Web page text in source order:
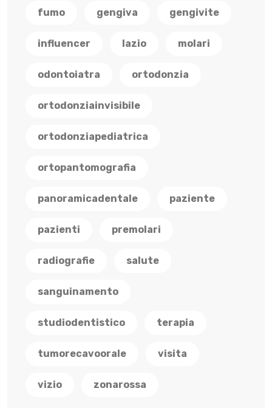
fumo gengiva gengivite
influencer lazio molari
odontoiatra ortodonzia
ortodonziainvisibile
ortodonziapediatrica
ortopantomografia
panoramicadentale paziente
pazienti premolari
radiografie salute
sanguinamento
studiodentistico terapia
tumorecavoorale visita
vizio zonarossa